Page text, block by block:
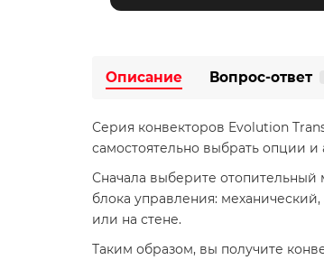
Описание Вопрос-ответ
Серия конвекторов Evolution
самостоятельно выбрать опции
Сначала выберите
блока управления:
или на стене.
Таким образом, вы получите